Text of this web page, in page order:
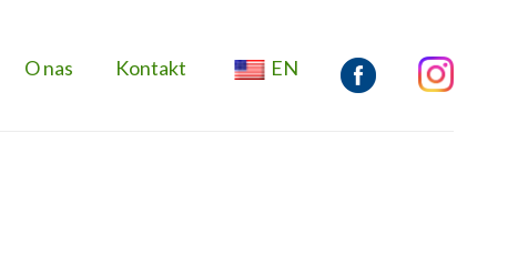
O nas Kontakt EN